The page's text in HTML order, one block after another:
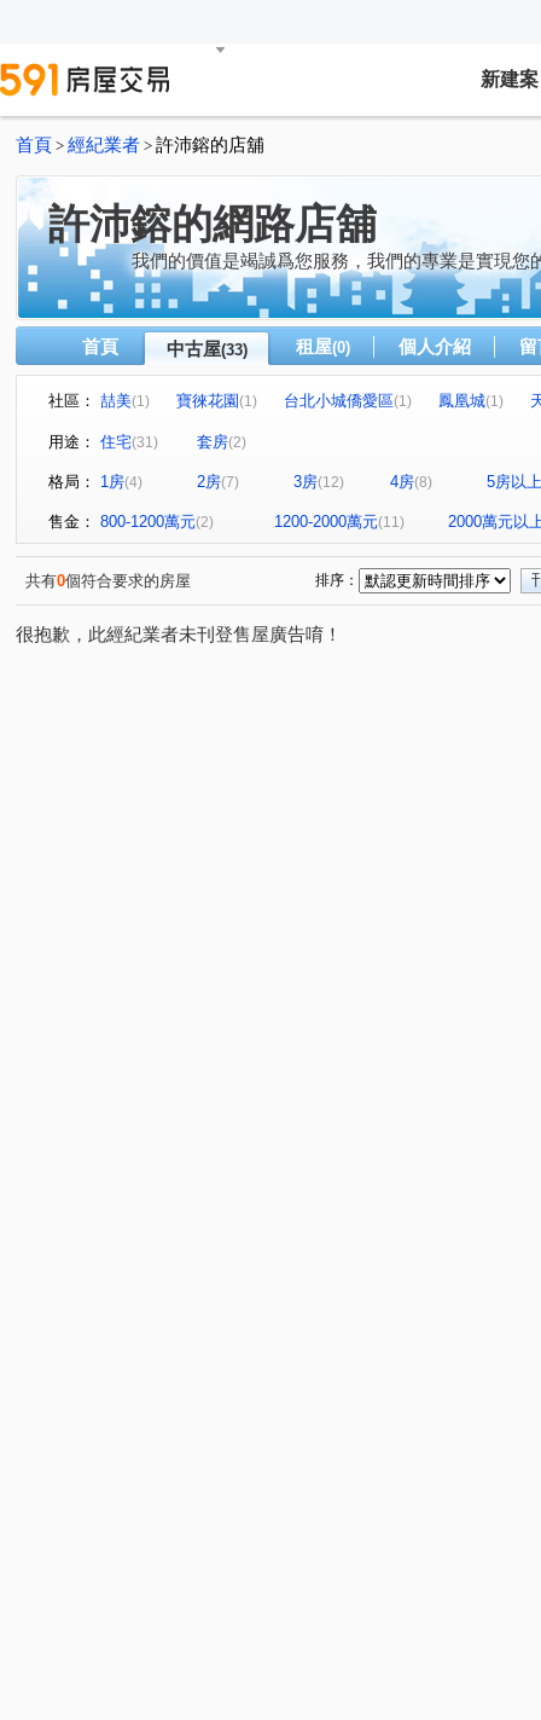
新建案
首頁 > 經紀業者 > 許沛鎔的店舖
許沛鎔的網路店舖
我們的價值是竭誠爲您服務，我們的專業是實現您
首頁 中古屋(33) 租屋(0) 個人介紹
社區： 喆美(1) 寶徠花園(1) 台北小城僑愛區(1) 鳳凰城(1)
發現之旅
聯上拾玉
大自然森林學苑(1) 敦南花園別墅區 政大水秀 (1)
沐
園上園(1) 美麗國幸福特區(1) 和風集(1) 湯泉美地(1)
僑愛七路(1) 圓通路(1) 民族路(1) 辛亥路六段(1)
永
寶宏路(1) 中正路(1) 寶慶街(1)
文化
安忠路(1) 辛亥路七段(1) 下崙路(1) 和興路(1)
景興
中興路二段(2) 福興路 (2) 新店路
用途： 住宅(31) 套房(2)
格局： 1房(4) 2房(7) 3房(12) 4房(8) 5房以上
售金： 800-1200萬元(2) 1200-2000萬元(11) 2000萬元以
共有0個符合要求的房屋 排序：
很抱歉，此經紀業者未刊登售屋廣告唷！